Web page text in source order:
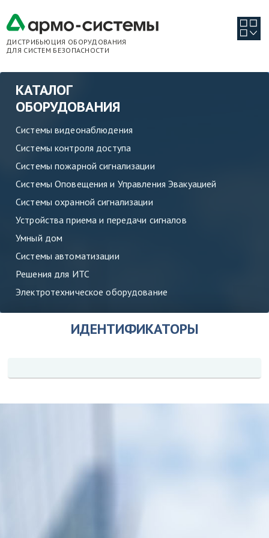
ДИСТРИБЬЮЦИЯ ОБОРУДОВАНИЯ
ДЛЯ СИСТЕМ БЕЗОПАСНОСТИ
КАТАЛОГ
ОБОРУДОВАНИЯ
Системы видеонаблюдения
Системы контроля доступа
Системы пожарной сигнализации
Системы Оповещения и Управления Эвакуацией
Системы охранной сигнализации
Устройства приема и передачи сигналов
Умный дом
Системы автоматизации
Решения для ИТС
Электротехническое оборудование
ИДЕНТИФИКАТОРЫ